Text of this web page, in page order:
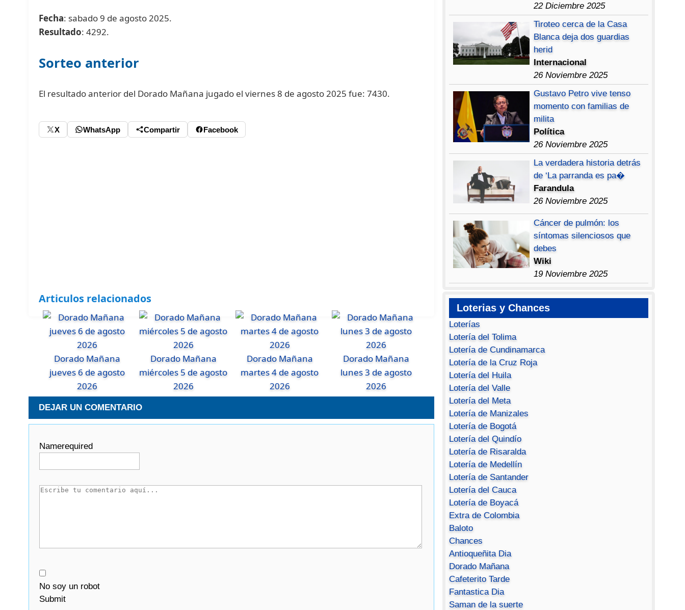
Fecha: sabado 9 de agosto 2025.
Resultado: 4292.
Sorteo anterior
El resultado anterior del Dorado Mañana jugado el viernes 8 de agosto 2025 fue: 7430.
X WhatsApp Compartir Facebook
Articulos relacionados
Dorado Mañana
jueves 6 de agosto
2026
Dorado Mañana
miércoles 5 de agosto
2026
Dorado Mañana
martes 4 de agosto
2026
Dorado Mañana
lunes 3 de agosto
2026
DEJAR UN COMENTARIO
Namerequired
No soy un robot
Submit
22 Diciembre 2025
Tiroteo cerca de la Casa
Blanca deja dos guardias
herid
Internacional
26 Noviembre 2025
Gustavo Petro vive tenso
momento con familias de
milita
Política
26 Noviembre 2025
La verdadera historia detrás
de ‘La parranda es pa�
Farandula
26 Noviembre 2025
Cáncer de pulmón: los
síntomas silenciosos que
debes
Wiki
19 Noviembre 2025
Loterias y Chances
Loterías
Lotería del Tolima
Lotería de Cundinamarca
Lotería de la Cruz Roja
Lotería del Huila
Lotería del Valle
Lotería del Meta
Lotería de Manizales
Lotería de Bogotá
Lotería del Quindío
Lotería de Risaralda
Lotería de Medellín
Lotería de Santander
Lotería del Cauca
Lotería de Boyacá
Extra de Colombia
Baloto
Chances
Antioqueñita Dia
Dorado Mañana
Cafeterito Tarde
Fantastica Dia
Saman de la suerte